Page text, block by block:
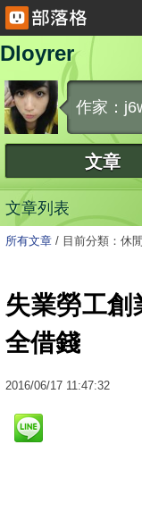
Dloyrer
作家：
文章
文章列表
所有文章 / 目前分類：休
失業勞工創
全借錢
2016/06/17 11:47:32